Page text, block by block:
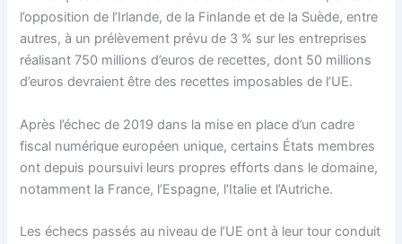
l’opposition de l’Irlande, de la Finlande et de la Suède, entre
autres, à un prélèvement prévu de 3 % sur les entreprises
réalisant 750 millions d’euros de recettes, dont 50 millions
d’euros devraient être des recettes imposables de l’UE.
Après l’échec de 2019 dans la mise en place d’un cadre
fiscal numérique européen unique, certains États membres
ont depuis poursuivi leurs propres efforts dans le domaine,
notamment la France, l’Espagne, l’Italie et l’Autriche.
Les échecs passés au niveau de l’UE ont à leur tour conduit